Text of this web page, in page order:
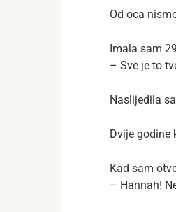
Od oca
Imala sam
– Sve je to
Naslijedila
Dvije godine
Kad sam
– Hannah!